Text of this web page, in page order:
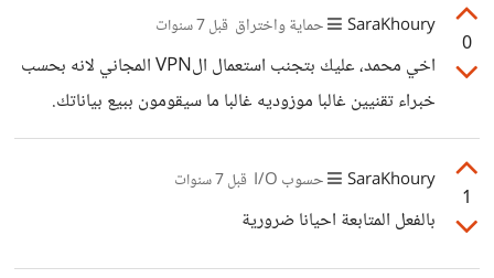
0
SaraKhoury حماية واختراق قبل 7 سنوات
اخي محمد، عليك بتجنب استعمال الVPN المجاني لانه بحسب
خبراء تقنيين غالبا موزوديه غالبا ما سيقومون ببيع بياناتك.
عليك بالخدمات المدفوعة و الموثوقة و هناك الكثير منها
NordVPN الذي يعتبر الافضل في هذا المجال و
ExpressVPN و غيرها الكثير من الشركات المدفوعة التي تقوم
1
SaraKhoury حسوب I/O قبل 7 سنوات
بالفعل المتابعة احيانا ضرورية